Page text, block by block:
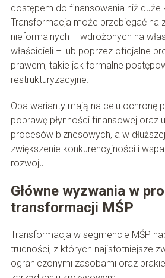
dostępem do finansowania niż duże
Transformacja może przebiegać na
nieformalnych – wdrożonych na
właścicieli – lub poprzez oficjalne
prawem, takie jak formalne
restrukturyzacyjne.
Oba warianty mają na celu ochronę
poprawę płynności finansowej oraz
procesów biznesowych, a w
zwiększenie konkurencyjności i
rozwoju.
Główne wyzwania w
transformacji MŚP
Transformacja w segmencie MŚP
trudności, z których najistotniejsze
ograniczonymi zasobami oraz